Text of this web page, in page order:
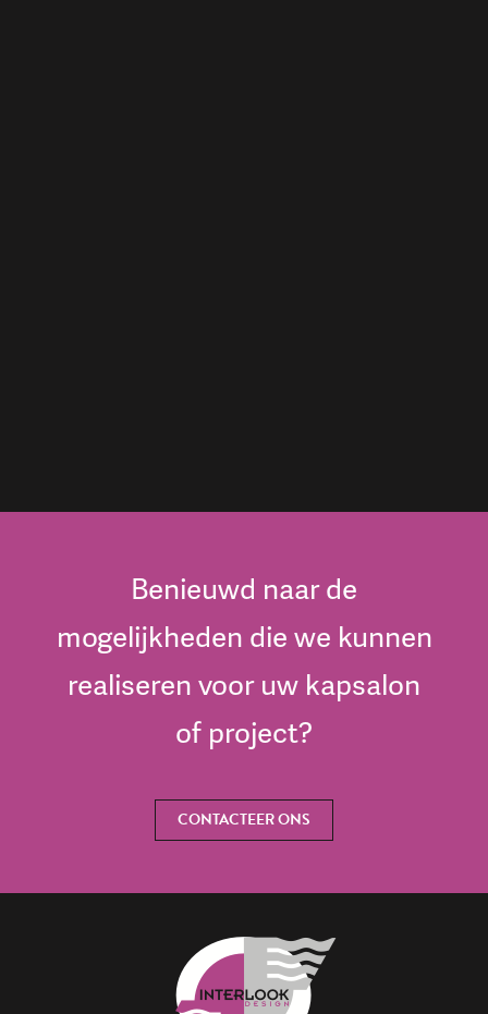
Benieuwd naar de
mogelijkheden die we kunnen
realiseren voor uw kapsalon
of project?
CONTACTEER ONS